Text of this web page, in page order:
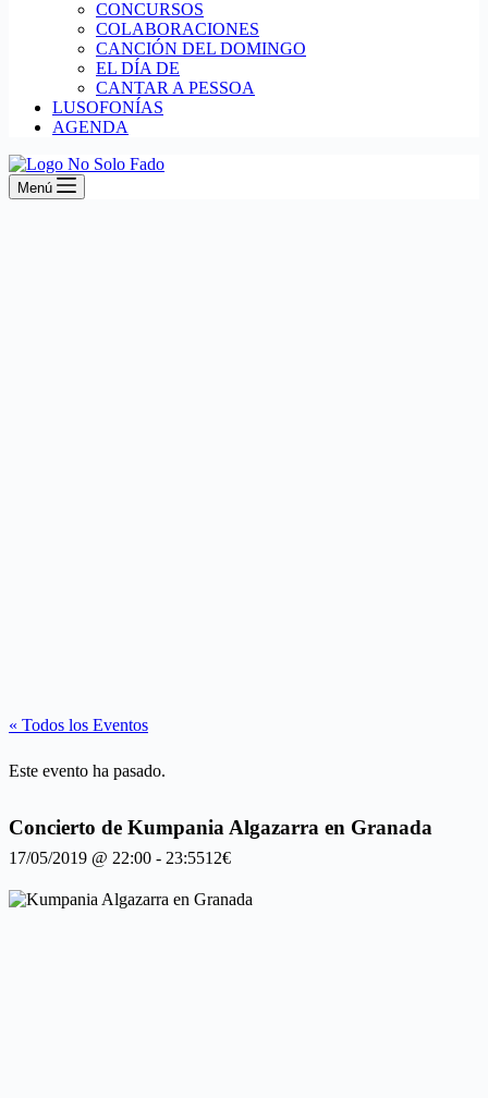
CONCURSOS
COLABORACIONES
CANCIÓN DEL DOMINGO
EL DÍA DE
CANTAR A PESSOA
LUSOFONÍAS
AGENDA
Menú
« Todos los Eventos
Este evento ha pasado.
Concierto de Kumpania Algazarra en Granada
17/05/2019 @ 22:00 - 23:5512€